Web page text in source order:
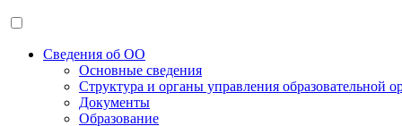
Сведения об ОО
Основные сведения
Структура и органы управления образовательной
Документы
Образование